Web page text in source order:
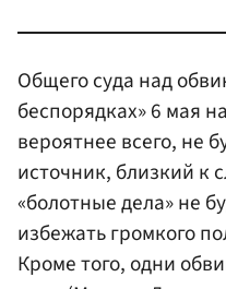
Общего суда над
беспорядках» 6 мая
вероятнее всего, не
источник, близкий к
«болотные дела» не
избежать громкого
Кроме того, одни